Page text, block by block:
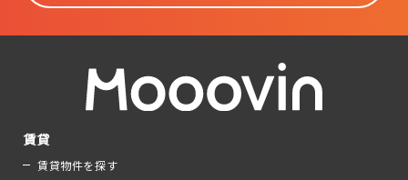
賃貸
賃貸物件を探す